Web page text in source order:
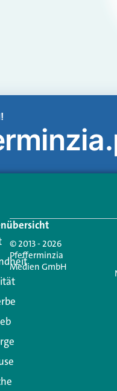
Sie einen
wird nicht veröffentlicht.
© 2013 - 2026
Pfefferminzia
Medien GmbH